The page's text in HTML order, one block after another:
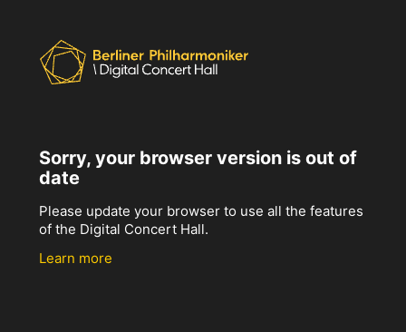
Sorry, your browser version is out of
date
Please update your browser to use all the features
of the Digital Concert Hall.
Learn more